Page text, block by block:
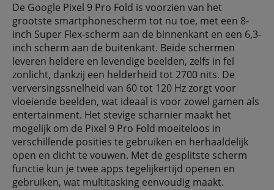
De Google Pixel 9 Pro Fold is voorzien van het
grootste smartphonescherm tot nu toe, met een 8-
inch Super Flex-scherm aan de binnenkant en een 6,3-
inch scherm aan de buitenkant. Beide schermen
leveren heldere en levendige beelden, zelfs in fel
zonlicht, dankzij een helderheid tot 2700 nits. De
verversingssnelheid van 60 tot 120 Hz zorgt voor
vloeiende beelden, wat ideaal is voor zowel gamen als
entertainment. Het stevige scharnier maakt het
mogelijk om de Pixel 9 Pro Fold moeiteloos in
verschillende posities te gebruiken en herhaaldelijk
open en dicht te vouwen. Met de gesplitste scherm
functie kun je twee apps tegelijkertijd openen en
gebruiken, wat multitasking eenvoudig maakt.